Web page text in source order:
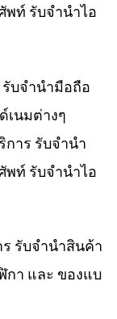
ท์ รับจำนำไอ
บจำนำมือถือ
นมต่างๆ
การ รับจำนำ
ท์ รับจำนำไอ
ร รับจำนำสินค้า
กา และ ของแบ